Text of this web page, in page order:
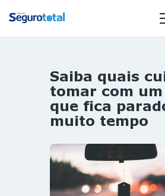
NOTÍCIAS
REVISTA
ESPECIAIS
OURO
ST SUMMIT
MULHERES
Saiba quais
tomar com
que fica
muito tempo